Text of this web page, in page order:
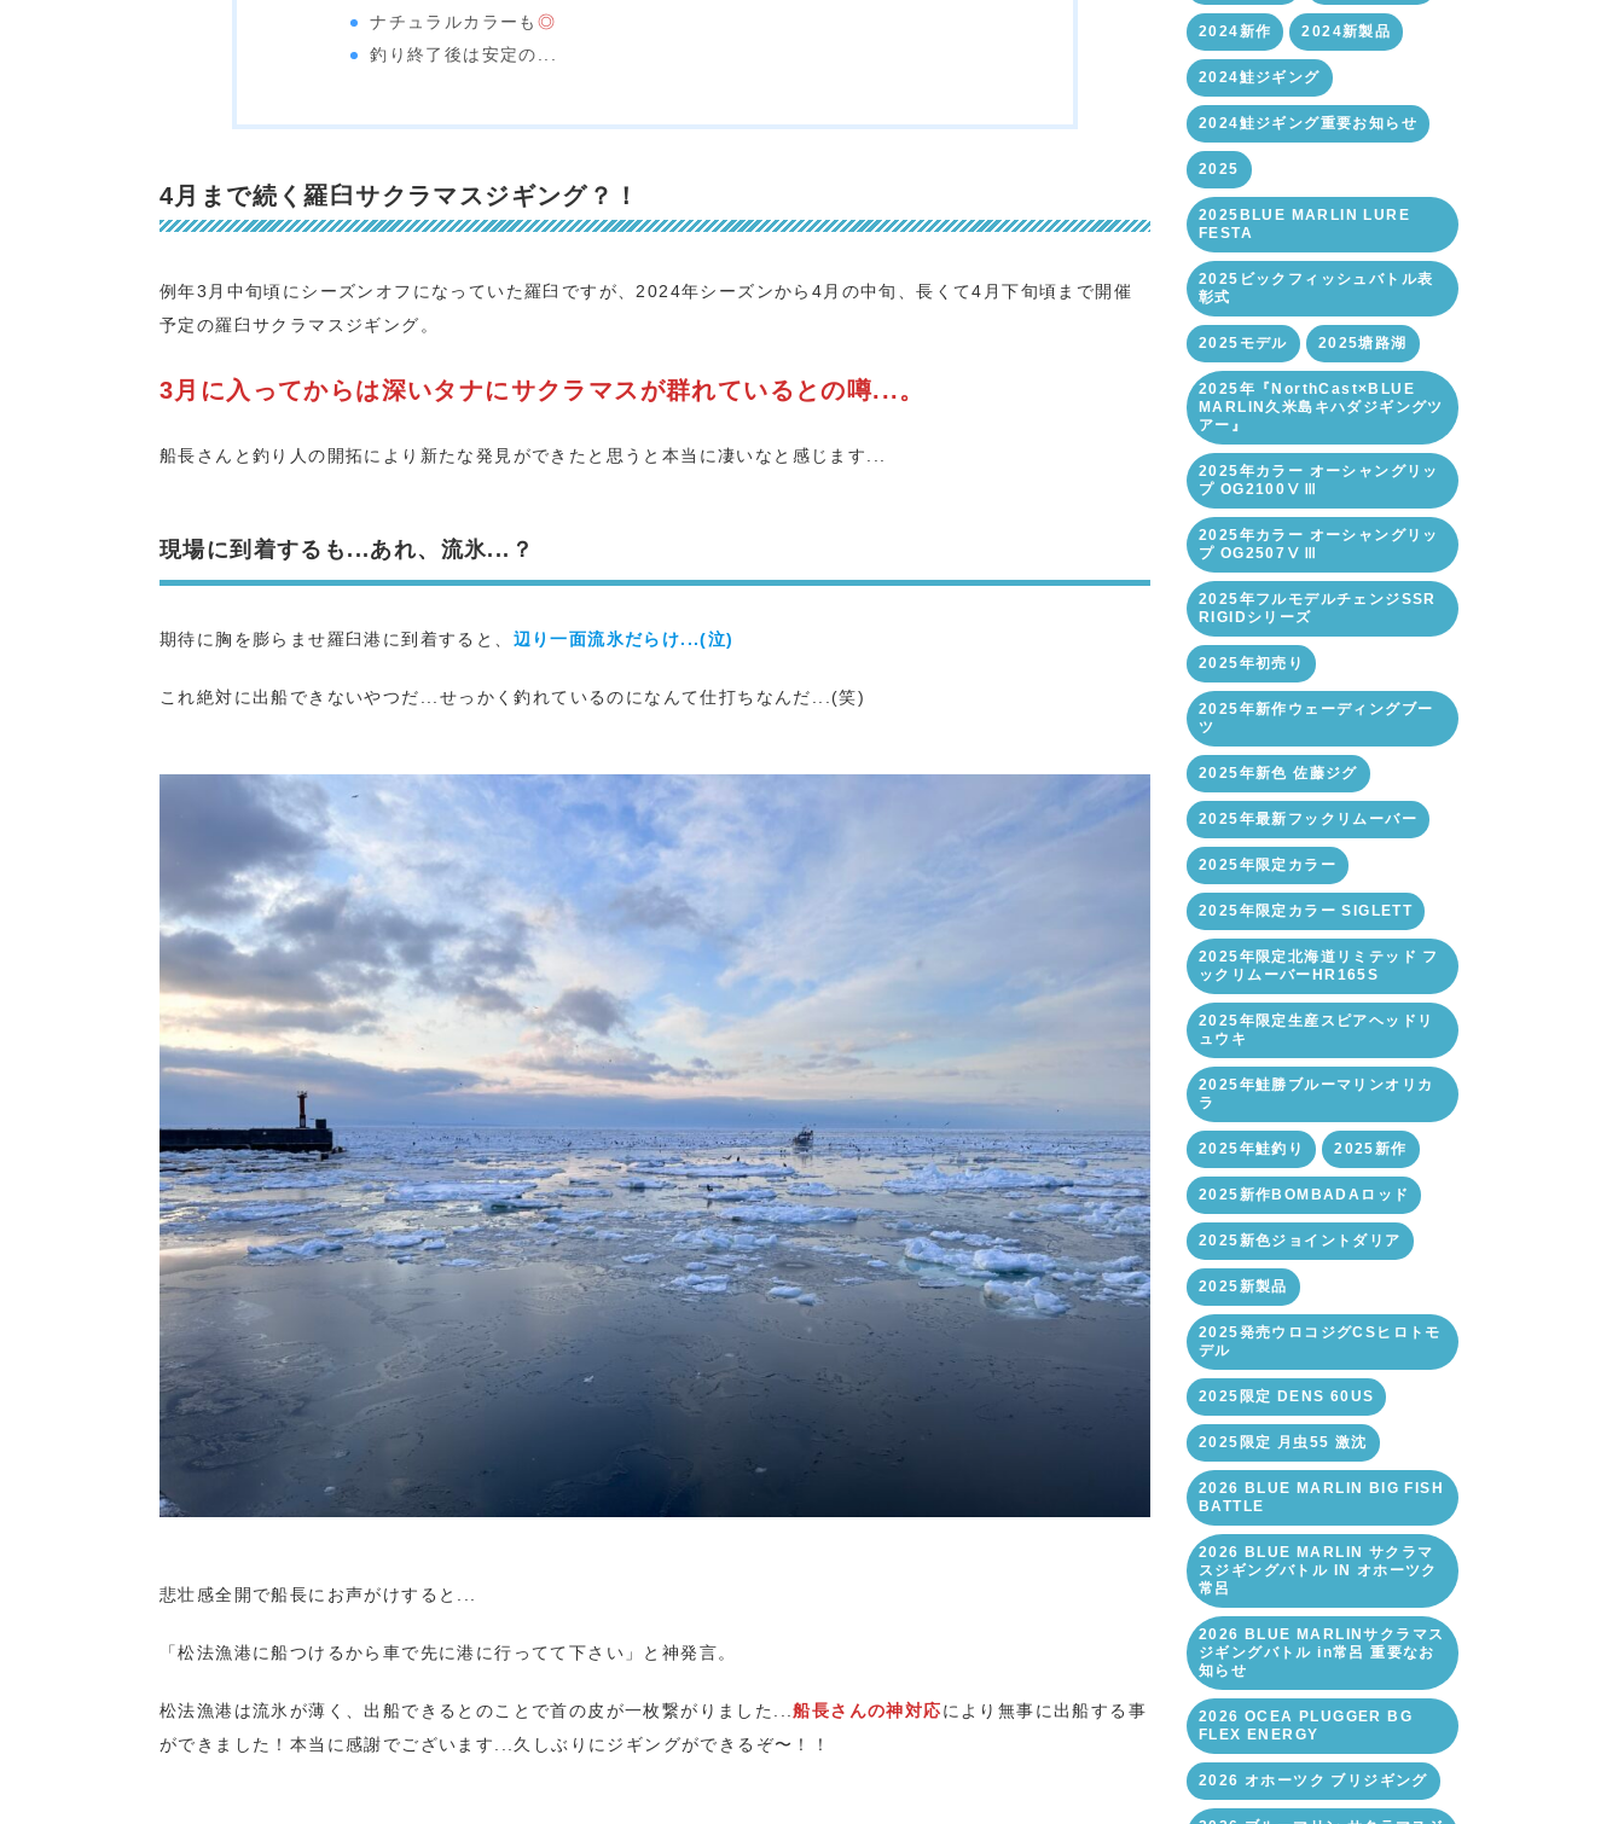
ナチュラルカラーも ◎
釣り終了後は安定の...
4月まで続く羅臼サクラマスジギング？！
例年3月中旬頃にシーズンオフになっていた羅臼ですが、2024年シーズンから4月の中旬、長くて4月下旬頃まで開催
予定の羅臼サクラマスジギング。
3月に入ってからは深いタナにサクラマスが群れているとの噂...。
船長さんと釣り人の開拓により新たな発見ができたと思うと本当に凄いなと感じます...
現場に到着するも...あれ、流氷...？
期待に胸を膨らませ羅臼港に到着すると、 辺り一面流氷だらけ...(泣)
これ絶対に出船できないやつだ...せっかく釣れているのになんて仕打ちなんだ...(笑)
悲壮感全開で船長にお声がけすると...
「松法漁港に船つけるから車で先に港に行ってて下さい」と神発言。
松法漁港は流氷が薄く、出船できるとのことで首の皮が一枚繋がりました...船長さんの神対応により無事に出船する事
ができました！本当に感謝でございます...久しぶりにジギングができるぞ〜！！
2024新作 2024新製品
2024鮭ジギング
2024鮭ジギング重要お知らせ
2025
2025BLUE MARLIN LURE
FESTA
2025ビックフィッシュバトル表
彰式
2025モデル 2025塘路湖
2025年『NorthCast×BLUE
MARLIN久米島キハダジギングツ
アー』
2025年カラー オーシャングリッ
プ OG2100ⅤⅢ
2025年カラー オーシャングリッ
プ OG2507ⅤⅢ
2025年フルモデルチェンジSSR
RIGIDシリーズ
2025年初売り
2025年新作ウェーディングブー
ツ
2025年新色 佐藤ジグ
2025年最新フックリムーバー
2025年限定カラー
2025年限定カラー SIGLETT
2025年限定北海道リミテッド フ
ックリムーバーHR165S
2025年限定生産スピアヘッドリ
ュウキ
2025年鮭勝ブルーマリンオリカ
ラ
2025年鮭釣り 2025新作
2025新作BOMBADAロッド
2025新色ジョイントダリア
2025新製品
2025発売ウロコジグCSヒロトモ
デル
2025限定 DENS 60US
2025限定 月虫55 激沈
2026 BLUE MARLIN BIG FISH
BATTLE
2026 BLUE MARLIN サクラマ
スジギングバトル IN オホーツク
常呂
2026 BLUE MARLINサクラマス
ジギングバトル in常呂 重要なお
知らせ
2026 OCEA PLUGGER BG
FLEX ENERGY
2026 オホーツク ブリジギング